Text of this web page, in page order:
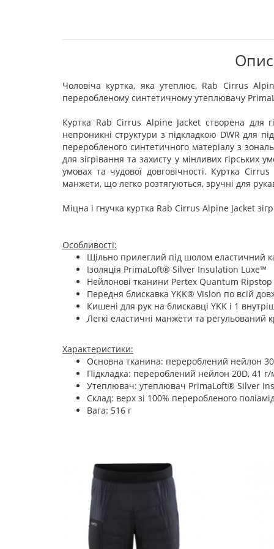
Чоловіча куртка, яка утеплює, Rab Cirrus
переробленому синтетичному утеплювачу
Куртка Rab Cirrus Alpine Jacket створена для
непроникні структури з підкладкою DWR для
переробленого синтетичного матеріалу з
для зігрівання та захисту у мінливих гірських
умовах та чудової довговічності. Куртка
манжети, що легко розтягуються, зручні для
Міцна і гнучка куртка Rab Cirrus Alpine Jacket
Особливості:
Щільно прилеглий під шолом еластичний
Ізоляція PrimaLoft® Silver Insulation Luxe™
Нейлонові тканини Pertex Quantum Ripstop
Передня блискавка YKK® Vislon по всій
Кишені для рук на блискавці YKK і 1
Легкі еластичні манжети та регульований
Характеристики:
Основна тканина: перероблений нейлон
Підкладка: перероблений нейлон 20D, 41 г/
Утеплювач: утеплювач PrimaLoft® Silver
Склад: верх зі 100% переробленого
Вага: 516 г